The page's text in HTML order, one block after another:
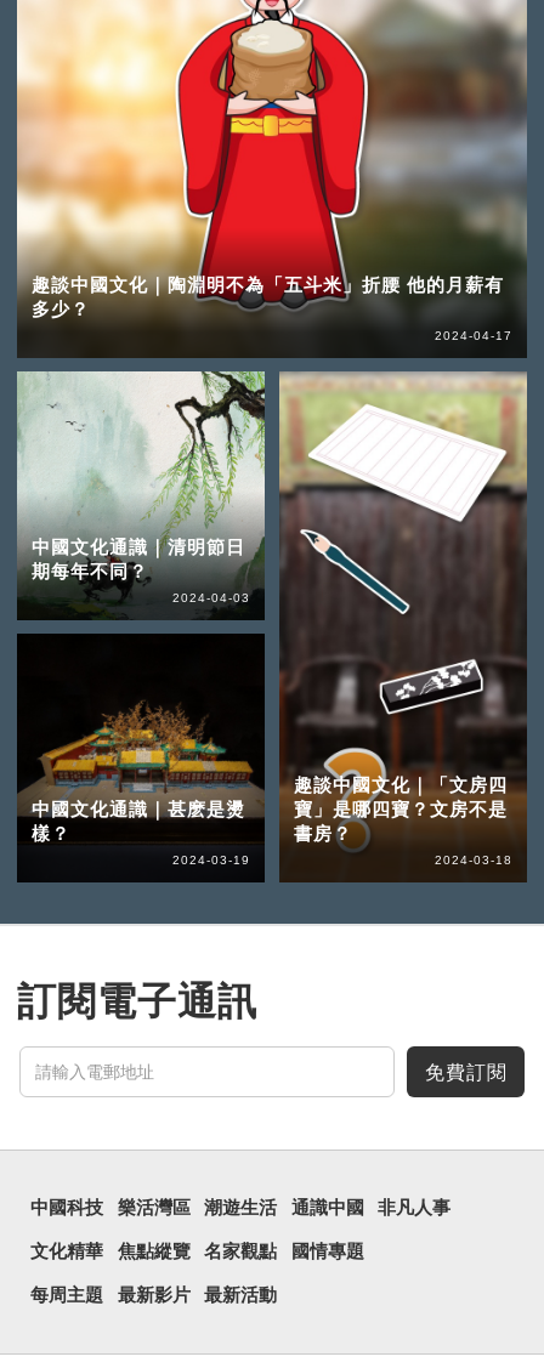
趣談中國文化｜陶淵明不為「五斗米」折腰 他的月薪有
多少？
2024-04-17
中國文化通識｜清明節日
期每年不同？
2024-04-03
中國文化通識｜甚麽是燙
樣？
2024-03-19
趣談中國文化｜「文房四
寶」是哪四寶？文房不是
書房？
2024-03-18
訂閱電子通訊
免費訂閱
中國科技 樂活灣區 潮遊生活 通識中國 非凡人事
文化精華 焦點縱覽 名家觀點 國情專題
每周主題 最新影片 最新活動